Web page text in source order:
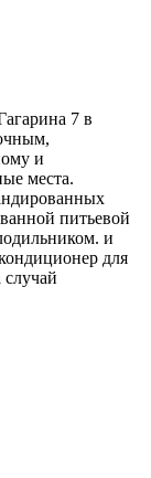
7 в
и
места.
питьевой
и
для